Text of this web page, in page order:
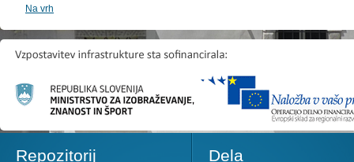
Na vrh
Repozitorij Dela